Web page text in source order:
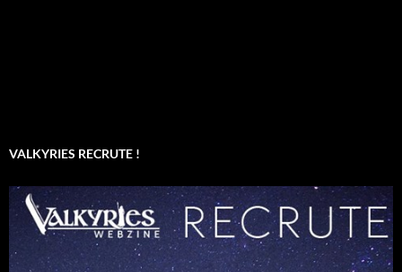
VALKYRIES RECRUTE !